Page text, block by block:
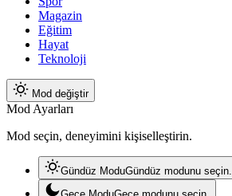
Magazin
Eğitim
Hayat
Teknoloji
Mod değiştir
Mod Ayarları
Mod seçin, deneyimini kişiselleştirin.
Gündüz ModuGündüz modunu seçin.